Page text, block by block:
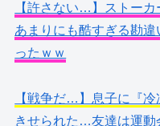
【許さない…】ストー
あまりにも酷すぎる勘
ったｗｗ
【戦争だ…】息子に『
きせられた…友達は運動